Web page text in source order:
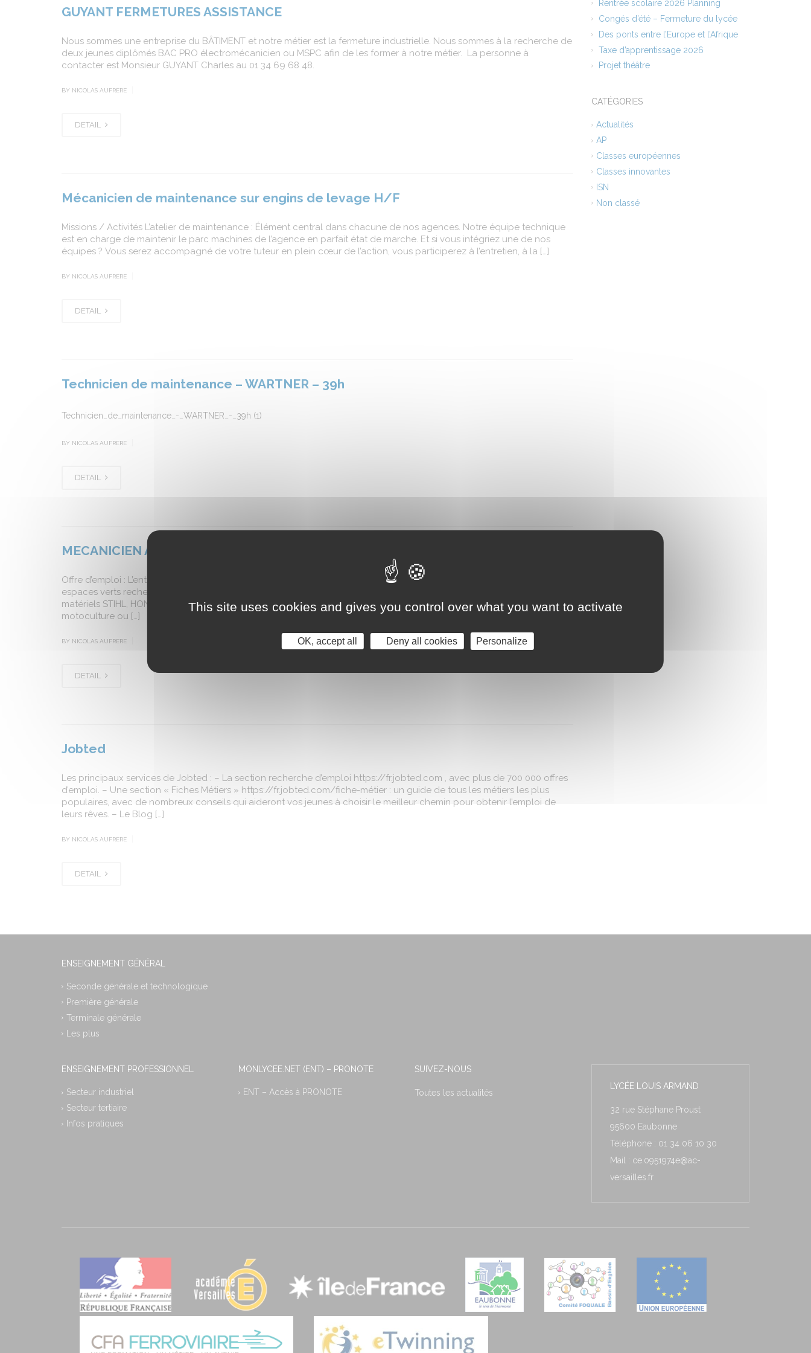
GUYANT FERMETURES ASSISTANCE
Nous sommes une entreprise du BÂTIMENT et notre métier est la fermeture industrielle. Nous sommes à la recherche de
deux jeunes diplômés BAC PRO électromécanicien ou MSPC afin de les former à notre métier. La personne à
contacter est Monsieur GUYANT Charles au 01 34 69 68 48.
BY NICOLAS AUFRERE
DETAIL
Mécanicien de maintenance sur engins de levage H/F
Missions / Activités L’atelier de maintenance : Élément central dans chacune de nos agences. Notre équipe technique
est en charge de maintenir le parc machines de l’agence en parfait état de marche. Et si vous intégriez une de nos
équipes ? Vous serez accompagné de votre tuteur en plein cœur de l’action, vous participerez à l’entretien, à la […]
BY NICOLAS AUFRERE
DETAIL
Technicien de maintenance – WARTNER – 39h
Technicien_de_maintenance_-_WARTNER_-_39h (1)
BY NICOLAS AUFRERE
DETAIL
MECANICIEN ATELIER MATERIELS ESPACES VERTS
Offre d’emploi : L’entreprise CAPVERT Motoculture à Houilles 78, spécialisée dans la vente et réparation de matériels
espaces verts recherche un mécanicien pour compléter son équipe à l’atelier 2T et 4T et matériels a batteries, pour
matériels STIHL, HONDA, EGO POWER, ISEKI, ECHO PPK. Expérience requise pour ce poste. Idéalement de formation en
motoculture ou […]
BY NICOLAS AUFRERE
DETAIL
Jobted
Les principaux services de Jobted : – La section recherche d’emploi https://fr.jobted.com , avec plus de 700 000 offres
d’emploi. – Une section « Fiches Métiers » https://fr.jobted.com/fiche-métier : un guide de tous les métiers les plus
populaires, avec de nombreux conseils qui aideront vos jeunes à choisir le meilleur chemin pour obtenir l’emploi de
leurs rêves. – Le Blog […]
BY NICOLAS AUFRERE
DETAIL
Rentrée scolaire 2026 Planning
Congés d’été – Fermeture du lycée
Des ponts entre l’Europe et l’Afrique
Taxe d’apprentissage 2026
Projet théâtre
CATÉGORIES
Actualités
AP
Classes européennes
Classes innovantes
ISN
Non classé
ENSEIGNEMENT GÉNÉRAL
Seconde générale et technologique
Première générale
Terminale générale
Les plus
ENSEIGNEMENT PROFESSIONNEL
Secteur industriel
Secteur tertiaire
Infos pratiques
MONLYCEE.NET (ENT) – PRONOTE
ENT – Accès à PRONOTE
SUIVEZ-NOUS
Toutes les actualités
LYCÉE LOUIS ARMAND
32 rue Stéphane Proust
95600 Eaubonne
Téléphone : 01 34 06 10 30
Mail : ce.0951974e@ac-
versailles.fr
This site uses cookies and gives you control over what you want to activate
OK, accept all Deny all cookies Personalize